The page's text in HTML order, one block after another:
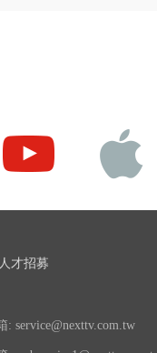
人才招募
: service@nexttv.com.tw